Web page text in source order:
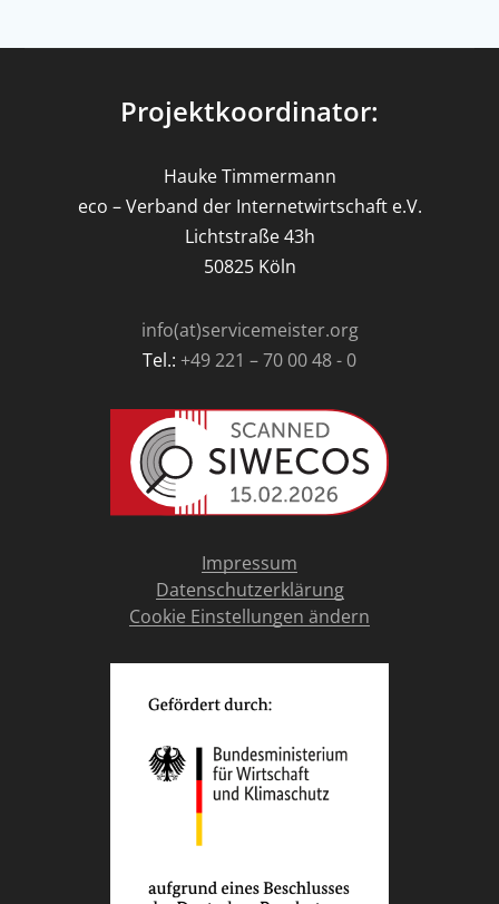
Projektkoordinator:
Hauke Timmermann
eco – Verband der Internetwirtschaft e.V.
Lichtstraße 43h
50825 Köln
info(at)servicemeister.org
Tel.: +49 221 – 70 00 48 - 0
Impressum
Datenschutzerklärung
Cookie Einstellungen ändern